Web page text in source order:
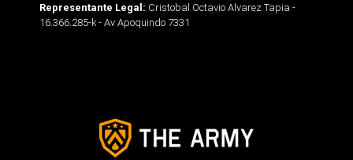
Representante Legal: Cristobal Octavio Alvarez Tapia -
16.366.285-k - Av Apoquindo 7331